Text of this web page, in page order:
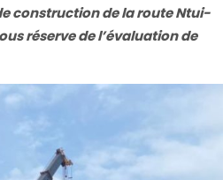
construction de la route Ntui-
réserve de l’évaluation de